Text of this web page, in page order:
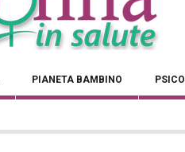
PIANETA BAMBINO